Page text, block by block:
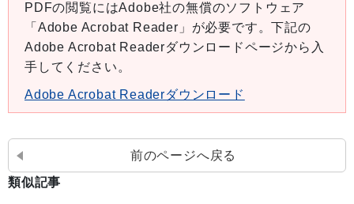
PDFの閲覧にはAdobe社の無償のソフトウェア
「Adobe Acrobat Reader」が必要です。下記の
Adobe Acrobat Readerダウンロードページから入
手してください。
Adobe Acrobat Readerダウンロード
前のページへ戻る
類似記事